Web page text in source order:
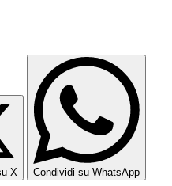
X Condividi su WhatsApp